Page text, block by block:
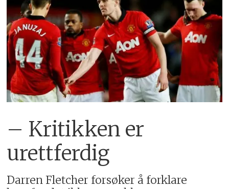
– Kritikken er
urettferdig
Darren Fletcher forsøker å forklare